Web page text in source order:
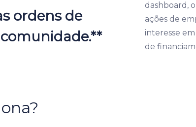
ordens de
dashboard,
ações de
interesse
de